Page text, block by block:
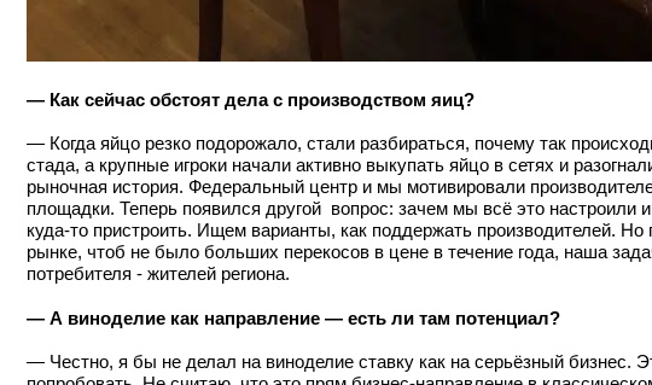
— Как сейчас обстоят дела с производством яиц?
— Когда яйцо резко подорожало, стали разбираться, почему так
стада, а крупные игроки начали активно выкупать яйцо в сетях и
рыночная история. Федеральный центр и мы мотивировали
площадки. Теперь появился другой вопрос: зачем мы всё это
куда-то пристроить. Ищем варианты, как поддержать производителей.
рынке, чтоб не было больших перекосов в цене в течение года, наша
потребителя - жителей региона.
— А виноделие как направление — есть ли там потенциал?
— Честно, я бы не делал на виноделие ставку как на серьёзный бизнес.